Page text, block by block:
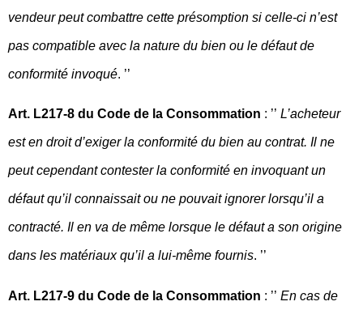
vendeur peut combattre cette présomption si celle-ci n’est
pas compatible avec la nature du bien ou le défaut de
conformité invoqué. ’’
Art. L217-8 du Code de la Consommation : ’’ L’acheteur
est en droit d’exiger la conformité du bien au contrat. Il ne
peut cependant contester la conformité en invoquant un
défaut qu’il connaissait ou ne pouvait ignorer lorsqu’il a
contracté. Il en va de même lorsque le défaut a son origine
dans les matériaux qu’il a lui-même fournis. ’’
Art. L217-9 du Code de la Consommation : ’’ En cas de